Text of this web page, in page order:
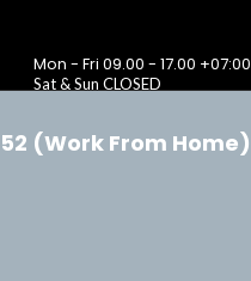
Mon - Fri 09.00 - 17.00 +07:00
Sat & Sun CLOSED
(Work From Home)